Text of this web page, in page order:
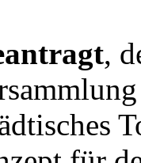
,